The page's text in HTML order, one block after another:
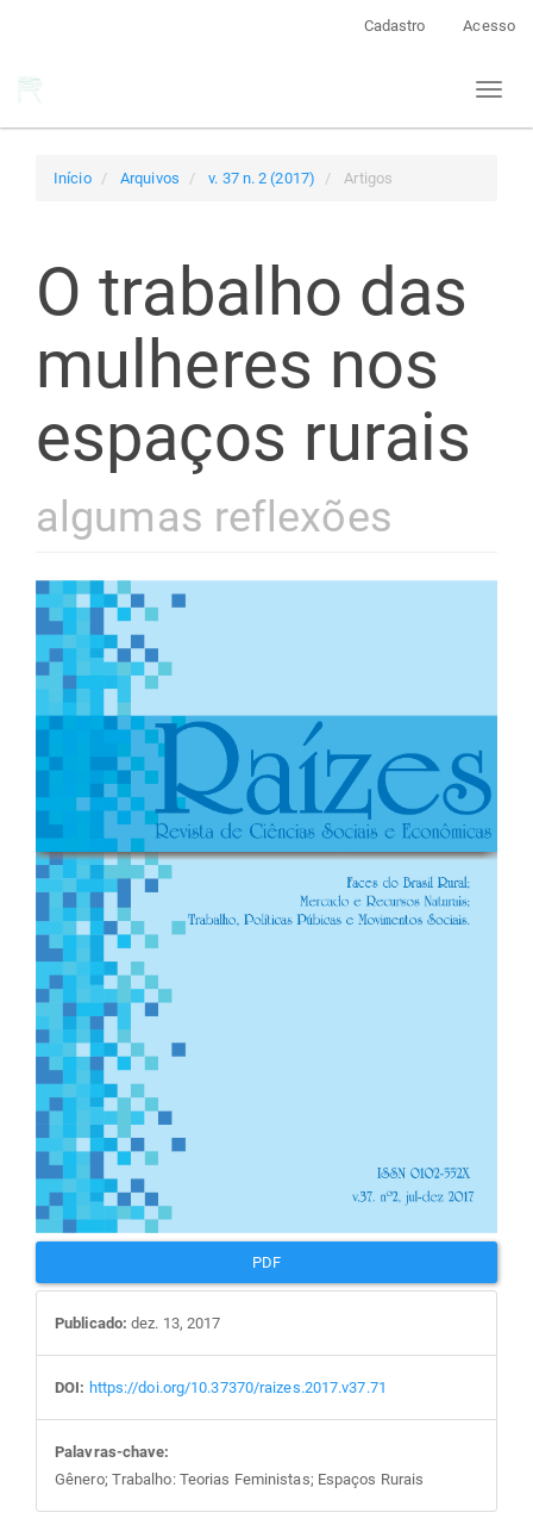
Cadastro Acesso
Toggle
Início Arquivos v. 37 n. 2 (2017) Artigos
O trabalho das
mulheres nos
espaços rurais
algumas reflexões
Barra
lateral
de
artigos
PDF
Publicado: dez. 13, 2017
DOI: https://doi.org/10.37370/raizes.2017.v37.71
Palavras-chave:
Gênero; Trabalho: Teorias Feministas; Espaços Rurais